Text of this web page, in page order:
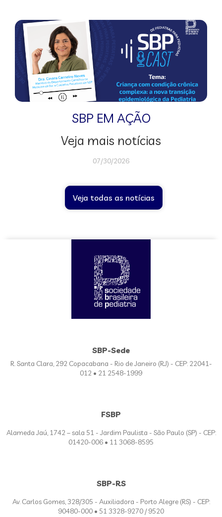
SBP EM AÇÃO
Veja mais notícias
07/30/2026
Veja todas as notícias
SBP-Sede
R. Santa Clara, 292 Copacabana - Rio de Janeiro (RJ) - CEP: 22041-
012 • 21 2548-1999
FSBP
Alameda Jaú, 1742 – sala 51 - Jardim Paulista - São Paulo (SP) - CEP:
01420-006 • 11 3068-8595
SBP-RS
Av. Carlos Gomes, 328/305 - Auxiliadora - Porto Alegre (RS) - CEP:
90480-000 • 51 3328-9270 / 9520